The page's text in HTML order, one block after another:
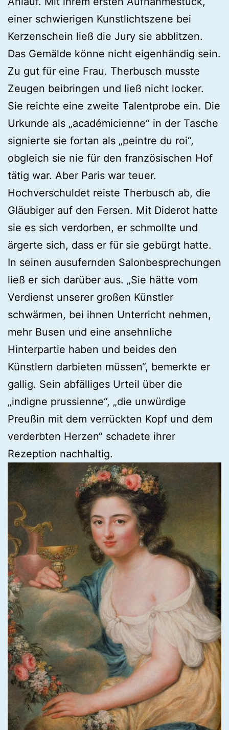
einer schwierigen Kunstlichtszene bei
Kerzenschein ließ die Jury sie abblitzen.
Das Gemälde könne nicht eigenhändig sein.
Zu gut für eine Frau. Therbusch musste
Zeugen beibringen und ließ nicht locker.
Sie reichte eine zweite Talentprobe ein. Die
Urkunde als „académicienne“ in der Tasche
signierte sie fortan als „peintre du roi“,
obgleich sie nie für den französischen Hof
tätig war. Aber Paris war teuer.
Hochverschuldet reiste Therbusch ab, die
Gläubiger auf den Fersen. Mit Diderot hatte
sie es sich verdorben, er schmollte und
ärgerte sich, dass er für sie gebürgt hatte.
In seinen ausufernden Salonbesprechungen
ließ er sich darüber aus. „Sie hätte vom
Verdienst unserer großen Künstler
schwärmen, bei ihnen Unterricht nehmen,
mehr Busen und eine ansehnliche
Hinterpartie haben und beides den
Künstlern darbieten müssen“, bemerkte er
gallig. Sein abfälliges Urteil über die
„indigne prussienne“, „die unwürdige
Preußin mit dem verrückten Kopf und dem
verderbten Herzen“ schadete ihrer
Rezeption nachhaltig.